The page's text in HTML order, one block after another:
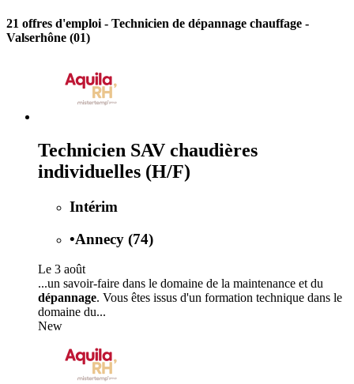
21 offres d'emploi - Technicien de dépannage chauffage -
Valserhône (01)
Technicien SAV chaudières
individuelles (H/F)
Intérim
•Annecy (74)
Le 3 août
...un savoir-faire dans le domaine de la maintenance et du
dépannage. Vous êtes issus d'un formation technique dans le
domaine du...
New